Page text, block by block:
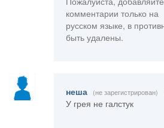
комментарии только на
русском языке, в
быть удалены.
неша (не зарегистрирован)
У грея не галстук